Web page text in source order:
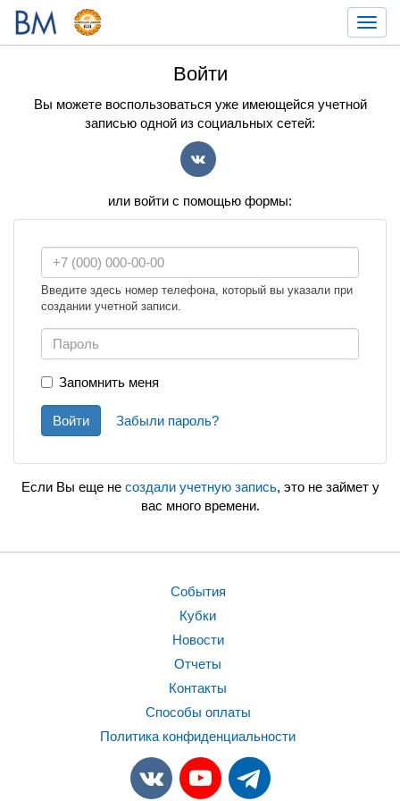
Войти
Вы можете воспользоваться уже имеющейся учетной
записью одной из социальных сетей:
или войти с помощью формы:
Введите здесь номер телефона, который вы указали при
создании учетной записи.
Запомнить меня
Войти Забыли пароль?
Если Вы еще не создали учетную запись, это не займет у
вас много времени.
События
Кубки
Новости
Отчеты
Контакты
Способы оплаты
Политика конфиденциальности